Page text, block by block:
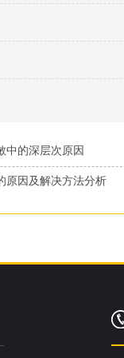
中的深层次原因
原因及解决方法分析